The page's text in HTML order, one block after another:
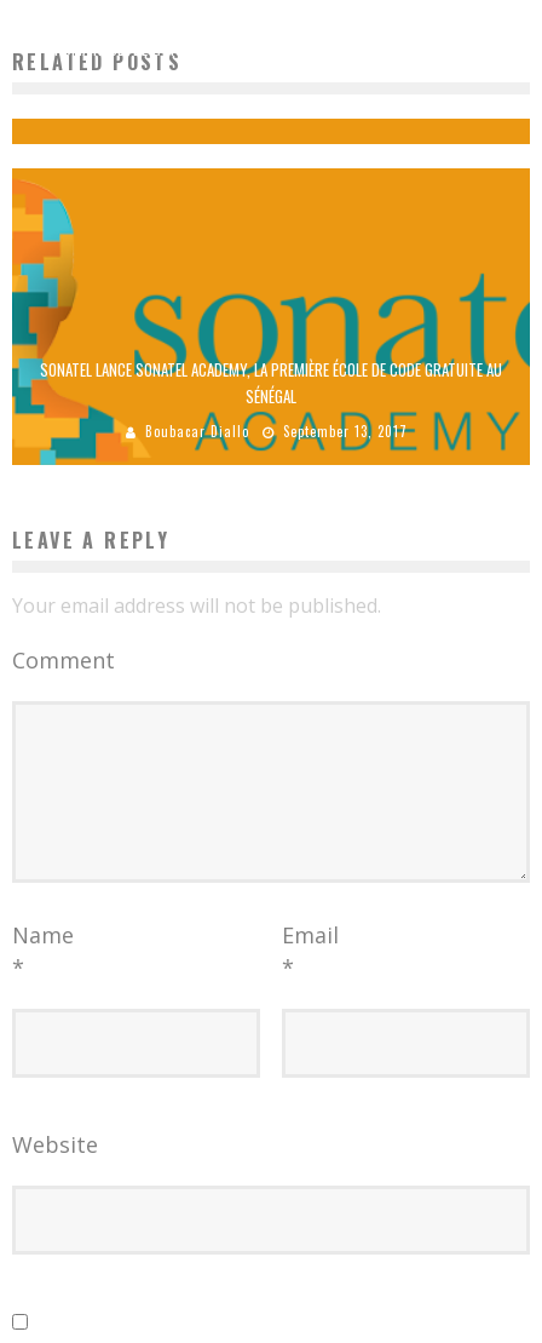
RELATED POSTS
L’HUMAIN, CLÉ DE LA TRANSFORMATION NUMÉRIQUE – APPRENDRE AU 21ÈME
SONATEL LANCE SONATEL ACADEMY, LA PREMIÈRE ÉCOLE DE CODE GRATUITE AU
SÉNÉGAL
Boubacar Diallo September 13, 2017
LEAVE A REPLY
Your email address will not be published.
Comment
Name
*
Email
*
Website